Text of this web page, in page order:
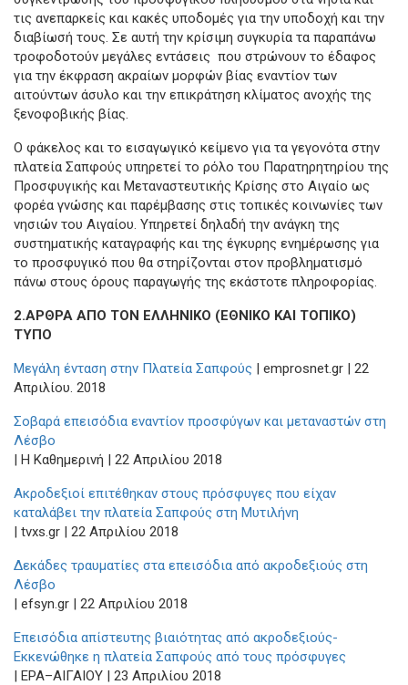
τις ανεπαρκείς και κακές υποδομές για την υποδοχή και την
διαβίωσή τους. Σε αυτή την κρίσιμη συγκυρία τα παραπάνω
τροφοδοτούν μεγάλες εντάσεις που στρώνουν το έδαφος
για την έκφραση ακραίων μορφών βίας εναντίον των
αιτούντων άσυλο και την επικράτηση κλίματος ανοχής της
ξενοφοβικής βίας.
Ο φάκελος και το εισαγωγικό κείμενο για τα γεγονότα στην
πλατεία Σαπφούς υπηρετεί το ρόλο του Παρατηρητηρίου της
Προσφυγικής και Μεταναστευτικής Κρίσης στο Αιγαίο ως
φορέα γνώσης και παρέμβασης στις τοπικές κοινωνίες των
νησιών του Αιγαίου. Υπηρετεί δηλαδή την ανάγκη της
συστηματικής καταγραφής και της έγκυρης ενημέρωσης για
το προσφυγικό που θα στηρίζονται στον προβληματισμό
πάνω στους όρους παραγωγής της εκάστοτε πληροφορίας.
2.ΑΡΘΡΑ ΑΠΟ ΤΟΝ ΕΛΛΗΝΙΚΟ (ΕΘΝΙΚΟ ΚΑΙ ΤΟΠΙΚΟ)
ΤΥΠΟ
Μεγάλη ένταση στην Πλατεία Σαπφούς | emprosnet.gr | 22
Απριλίου. 2018
Σοβαρά επεισόδια εναντίον προσφύγων και μεταναστών στη
Λέσβο
| H Καθημερινή | 22 Απριλίου 2018
Ακροδεξιοί επιτέθηκαν στους πρόσφυγες που είχαν
καταλάβει την πλατεία Σαπφούς στη Μυτιλήνη
| tvxs.gr | 22 Απριλίου 2018
Δεκάδες τραυματίες στα επεισόδια από ακροδεξιούς στη
Λέσβο
| efsyn.gr | 22 Απριλίου 2018
Επεισόδια απίστευτης βιαιότητας από ακροδεξιούς-
Εκκενώθηκε η πλατεία Σαπφούς από τους πρόσφυγες
| ΕΡΑ–ΑΙΓΑΙΟΥ | 23 Απριλίου 2018